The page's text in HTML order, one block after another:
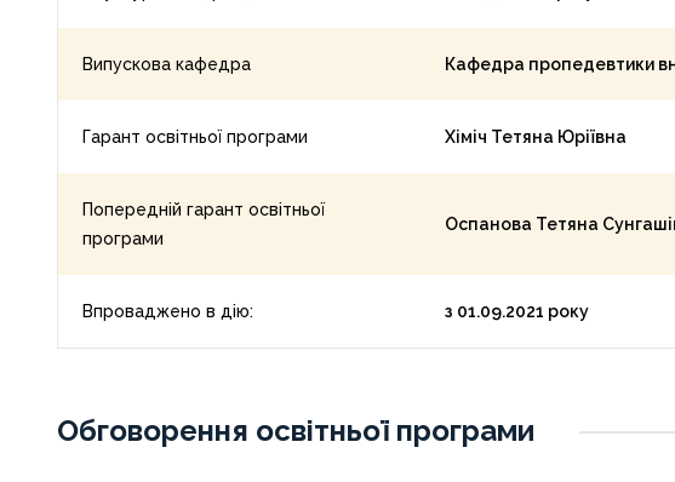
Випускова кафедра Кафедра пропедевтики
Гарант освітньої програми Хіміч Тетяна Юріївна
Попередній гарант освітньої
програми
Оспанова Тетяна
Впроваджено в дію: з 01.09.2021 року
Обговорення освітньої програми